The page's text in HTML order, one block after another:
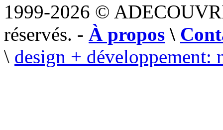
1999-2026 ©
réservés. - À propos \
\ design + développement: